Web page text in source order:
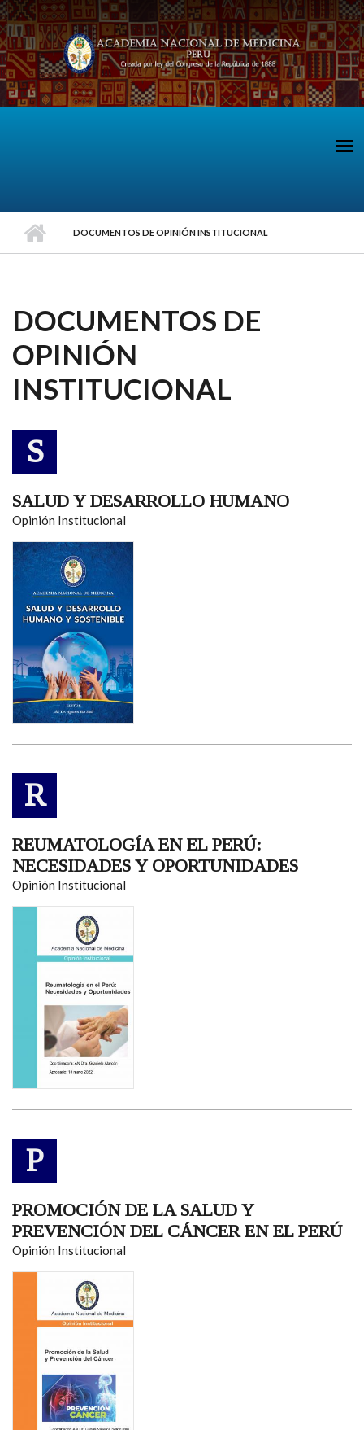
Pasar al contenido principal
DOCUMENTOS DE OPINIÓN INSTITUCIONAL
DOCUMENTOS DE
OPINIÓN
INSTITUCIONAL
S
SALUD Y DESARROLLO HUMANO
Opinión Institucional
R
REUMATOLOGÍA EN EL PERÚ:
NECESIDADES Y OPORTUNIDADES
Opinión Institucional
P
PROMOCIÓN DE LA SALUD Y
PREVENCIÓN DEL CÁNCER EN EL PERÚ
Opinión Institucional